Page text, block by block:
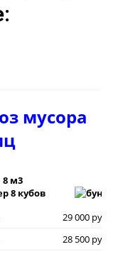
мусора
м3
29 000 руб.
28 500 руб.